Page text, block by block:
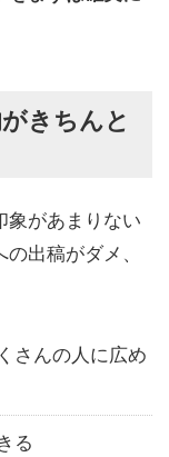
きちんと
象があまりない
出稿がダメ、
さんの人に広め
る